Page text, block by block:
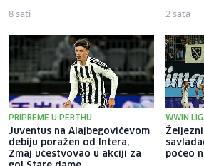
8 sati 2 sata
PRIPREME U PERTHU
Juventus na Alajbegovićevom
debiju poražen od Intera,
Zmaj učestvovao u akciji za
WWIN
počeo